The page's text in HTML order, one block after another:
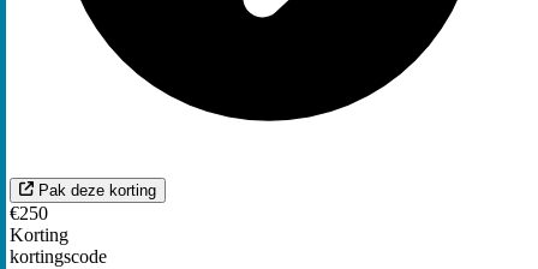
Pak deze korting
€250
Korting
kortingscode